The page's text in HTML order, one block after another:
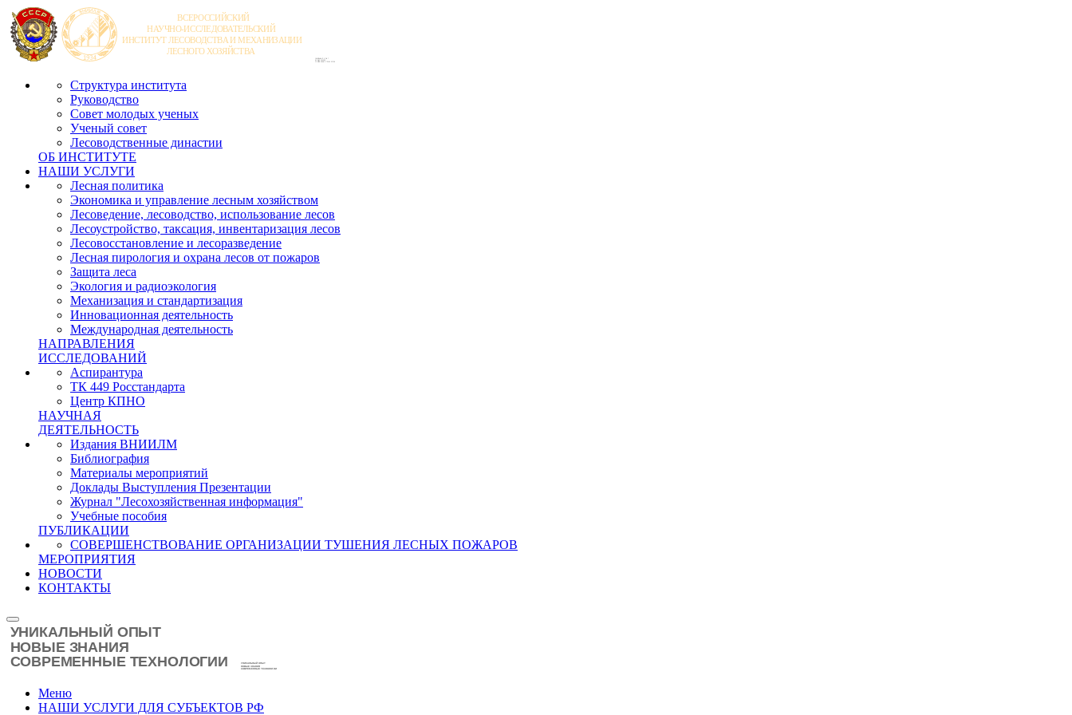
Структура института
Руководство
Совет молодых ученых
Ученый совет
Лесоводственные династии
ОБ ИНСТИТУТЕ
НАШИ УСЛУГИ
Лесная политика
Экономика и управление лесным хозяйством
Лесоведение, лесоводство, использование лесов
Лесоустройство, таксация, инвентаризация лесов
Лесовосстановление и лесоразведение
Лесная пирология и охрана лесов от пожаров
Защита леса
Экология и радиоэкология
Механизация и стандартизация
Инновационная деятельность
Международная деятельность
НАПРАВЛЕНИЯ
ИССЛЕДОВАНИЙ
Аспирантура
ТК 449 Росстандарта
Центр КПНО
НАУЧНАЯ
ДЕЯТЕЛЬНОСТЬ
Издания ВНИИЛМ
Библиография
Материалы мероприятий
Доклады Выступления Презентации
Журнал "Лесохозяйственная информация"
Учебные пособия
ПУБЛИКАЦИИ
СОВЕРШЕНСТВОВАНИЕ ОРГАНИЗАЦИИ ТУШЕНИЯ ЛЕСНЫХ ПОЖАРОВ
МЕРОПРИЯТИЯ
НОВОСТИ
КОНТАКТЫ
Меню
НАШИ УСЛУГИ ДЛЯ СУБЪЕКТОВ РФ